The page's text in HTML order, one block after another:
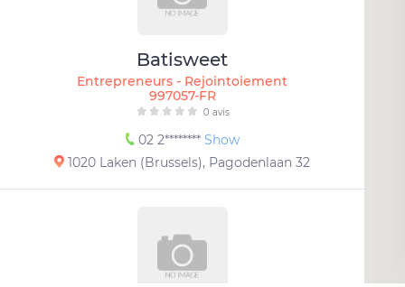
Batisweet
Entrepreneurs - Rejointoiement
997057-FR
0 avis
02 2******** Show
1020 Laken (Brussels), Pagodenlaan 32